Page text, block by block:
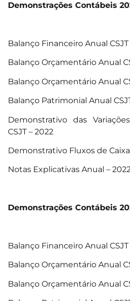
Demonstrações Contábeis
Balanço Financeiro Anual CSJT
Balanço Orçamentário Anual
Balanço Orçamentário Anual
Balanço Patrimonial Anual
Demonstrativo das
CSJT – 2022
Demonstrativo Fluxos de Caixa
Notas Explicativas Anual –
Demonstrações Contábeis
Balanço Financeiro Anual CSJT
Balanço Orçamentário Anual
Balanço Orçamentário Anual